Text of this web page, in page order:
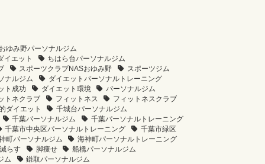
ゆみ野パーソナルジム
イエット
ちはら台パーソナルジム
スポーツクラブNASおゆみ野
スポーツジム
ナルジム
ダイエットパーソナルトレーニング
ト成功
ダイエット環境
パーソナルジム
トネクラブ
フィットネス
フィットネスクラブ
ダイエット
千城台パーソナルジム
千葉パーソナルジム
千葉パーソナルトレーニング
千葉市中央区パーソナルトレーニング
千葉市緑区
町パーソナルジム
海神町パーソナルトレーニング
らす
脚痩せ
船橋パーソナルジム
ム
鎌取パーソナルジム